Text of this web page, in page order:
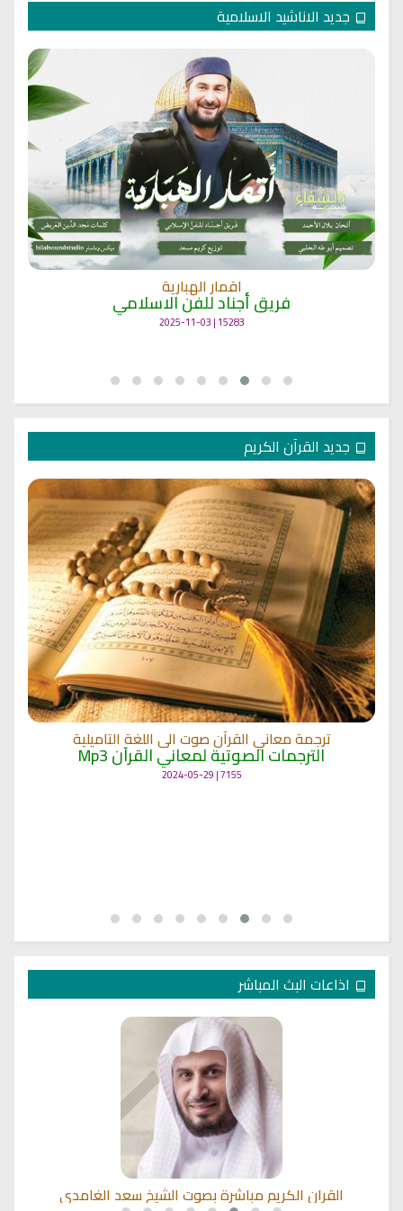
جديد الاناشيد الاسلامية
اقمار الهبارية
فريق أجناد للفن الاسلامي
15283 | 2025-11-03
جديد القرآن الكريم
ترجمة معاني القرآن صوت الى اللغة التاميلية
الترجمات الصوتية لمعاني القرآن Mp3
7155 | 2024-05-29
اذاعات البث المباشر
القران الكريم مباشرة بصوت الشيخ سعد الغامدي